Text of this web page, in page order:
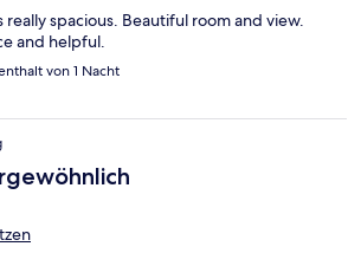
really spacious. Beautiful room and view.
and helpful.
von 1 Nacht